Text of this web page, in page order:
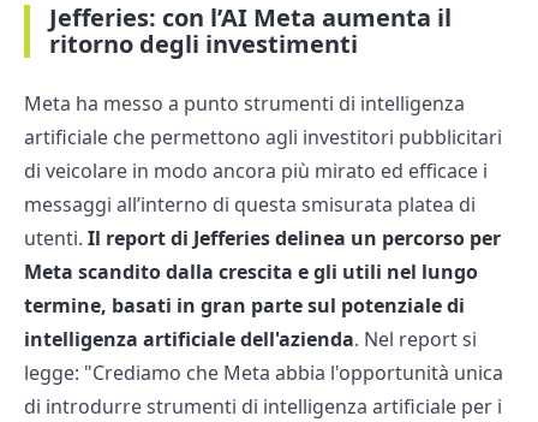
Jefferies: con l’AI Meta aumenta il
ritorno degli investimenti
Meta ha messo a punto strumenti di intelligenza
artificiale che permettono agli investitori pubblicitari
di veicolare in modo ancora più mirato ed efficace i
messaggi all’interno di questa smisurata platea di
utenti. Il report di Jefferies delinea un percorso per
Meta scandito dalla crescita e gli utili nel lungo
termine, basati in gran parte sul potenziale di
intelligenza artificiale dell'azienda. Nel report si
legge: "Crediamo che Meta abbia l'opportunità unica
di introdurre strumenti di intelligenza artificiale per i